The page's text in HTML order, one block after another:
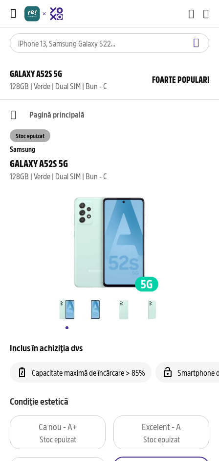
GALAXY A52S 5G
128GB | Verde | Dual SIM | Bun - C
FOARTE POPULAR!
Pagină principală
Samsung
GALAXY A52S 5G
128GB | Verde | Dual SIM | Bun - C
Stoc epuizat
Inclus în achiziția dvs
Capacitate maximă de încărcare > 85% Smartphone
Condiție estetică
Ca nou - A+
Stoc epuizat
Excelent - A
Stoc epuizat